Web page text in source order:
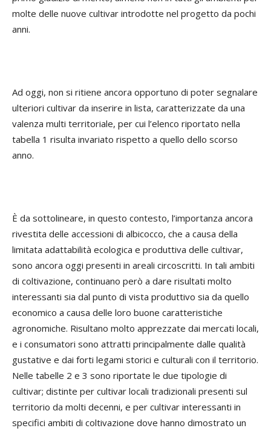
molte delle nuove cultivar introdotte nel progetto da pochi
anni.
Ad oggi, non si ritiene ancora opportuno di poter segnalare
ulteriori cultivar da inserire in lista, caratterizzate da una
valenza multi territoriale, per cui l’elenco riportato nella
tabella 1 risulta invariato rispetto a quello dello scorso
anno.
È da sottolineare, in questo contesto, l’importanza ancora
rivestita delle accessioni di albicocco, che a causa della
limitata adattabilità ecologica e produttiva delle cultivar,
sono ancora oggi presenti in areali circoscritti. In tali ambiti
di coltivazione, continuano però a dare risultati molto
interessanti sia dal punto di vista produttivo sia da quello
economico a causa delle loro buone caratteristiche
agronomiche. Risultano molto apprezzate dai mercati locali,
e i consumatori sono attratti principalmente dalle qualità
gustative e dai forti legami storici e culturali con il territorio.
Nelle tabelle 2 e 3 sono riportate le due tipologie di
cultivar; distinte per cultivar locali tradizionali presenti sul
territorio da molti decenni, e per cultivar interessanti in
specifici ambiti di coltivazione dove hanno dimostrato un